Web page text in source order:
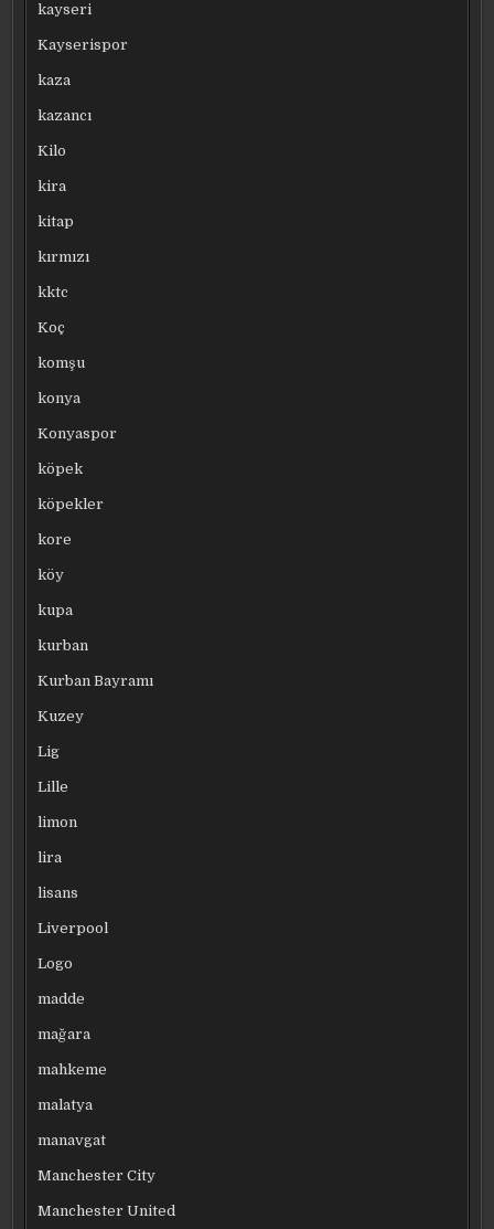
kayseri
Kayserispor
kaza
kazancı
Kilo
kira
kitap
kırmızı
kktc
Koç
komşu
konya
Konyaspor
köpek
köpekler
kore
köy
kupa
kurban
Kurban Bayramı
Kuzey
Lig
Lille
limon
lira
lisans
Liverpool
Logo
madde
mağara
mahkeme
malatya
manavgat
Manchester City
Manchester United